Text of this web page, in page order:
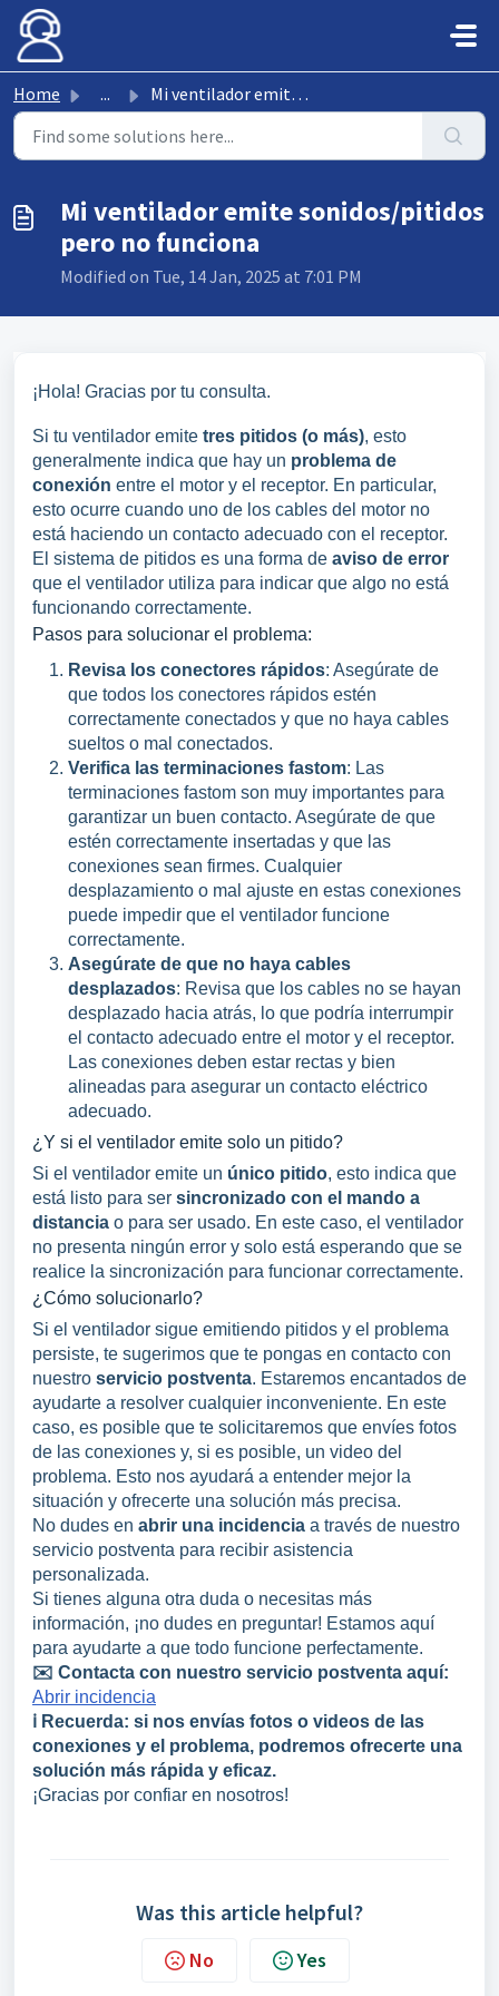
Skip to main content
Home ... Mi ventilador emite sonidos/pitidos pero no funciona
Mi ventilador emite sonidos/pitidos
pero no funciona
Modified on Tue, 14 Jan, 2025 at 7:01 PM
¡Hola! Gracias por tu consulta.
Si tu ventilador emite tres pitidos (o más), esto
generalmente indica que hay un problema de
conexión entre el motor y el receptor. En particular,
esto ocurre cuando uno de los cables del motor no
está haciendo un contacto adecuado con el receptor.
El sistema de pitidos es una forma de aviso de error
que el ventilador utiliza para indicar que algo no está
funcionando correctamente.
Pasos para solucionar el problema:
Revisa los conectores rápidos: Asegúrate de
que todos los conectores rápidos estén
correctamente conectados y que no haya cables
sueltos o mal conectados.
Verifica las terminaciones fastom: Las
terminaciones fastom son muy importantes para
garantizar un buen contacto. Asegúrate de que
estén correctamente insertadas y que las
conexiones sean firmes. Cualquier
desplazamiento o mal ajuste en estas conexiones
puede impedir que el ventilador funcione
correctamente.
Asegúrate de que no haya cables
desplazados: Revisa que los cables no se hayan
desplazado hacia atrás, lo que podría interrumpir
el contacto adecuado entre el motor y el receptor.
Las conexiones deben estar rectas y bien
alineadas para asegurar un contacto eléctrico
adecuado.
¿Y si el ventilador emite solo un pitido?
Si el ventilador emite un único pitido, esto indica que
está listo para ser sincronizado con el mando a
distancia o para ser usado. En este caso, el ventilador
no presenta ningún error y solo está esperando que se
realice la sincronización para funcionar correctamente.
¿Cómo solucionarlo?
Si el ventilador sigue emitiendo pitidos y el problema
persiste, te sugerimos que te pongas en contacto con
nuestro servicio postventa. Estaremos encantados de
ayudarte a resolver cualquier inconveniente. En este
caso, es posible que te solicitaremos que envíes fotos
de las conexiones y, si es posible, un video del
problema. Esto nos ayudará a entender mejor la
situación y ofrecerte una solución más precisa.
No dudes en abrir una incidencia a través de nuestro
servicio postventa para recibir asistencia
personalizada.
Si tienes alguna otra duda o necesitas más
información, ¡no dudes en preguntar! Estamos aquí
para ayudarte a que todo funcione perfectamente.
✉️ Contacta con nuestro servicio postventa aquí:
Abrir incidencia
ℹ️ Recuerda: si nos envías fotos o videos de las
conexiones y el problema, podremos ofrecerte una
solución más rápida y eficaz.
¡Gracias por confiar en nosotros!
Was this article helpful?
No Yes